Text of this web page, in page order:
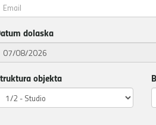
dolaska
objekta